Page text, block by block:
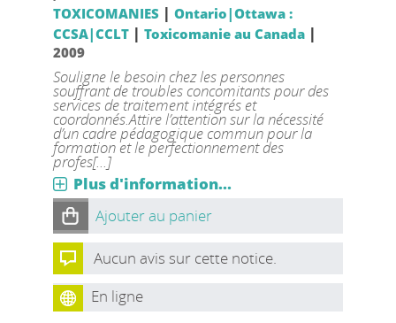
TOXICOMANIES | Ontario|Ottawa :
CCSA|CCLT| Toxicomanie au Canada|
2009
Souligne le besoin chez les personnes
souffrant de troubles concomitants pour des
services de traitement intégrés et
coordonnés.Attire l’attention sur la nécessité
d’un cadre pédagogique commun pour la
formation et le perfectionnement des
profes[...]
Plus d'information...
Ajouter au panier
Aucun avis sur cette notice.
En ligne